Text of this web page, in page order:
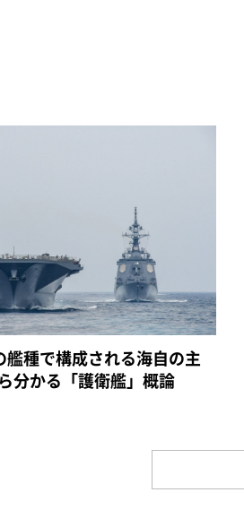
艦種で構成される海自の主
分かる「護衛艦」概論